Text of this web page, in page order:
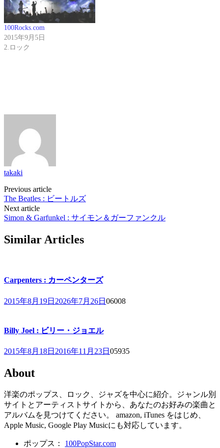
100Rocks.com
2015年9月5日
2.ロック
takaki
Post
navigation
Previous article
The Beatles : ビートルズ
Next article
Simon & Garfunkel : サイモン＆ガーファンクル
Similar Articles
Carpenters : カーペンターズ
2015年8月19日 2026年7月26日 06008
Billy Joel : ビリー・ジョエル
2015年8月18日 2016年11月23日 05935
About
洋楽のポップス、ロック、ジャズを中心に紹介。ジャンル別
サイトとアーティストサイトから、あなたのお好みの楽曲と
アルバムを見つけてください。 amazon, iTunes をはじめ、
Apple Music, Google Play Musicにも対応しています。
ポップス： 100PopStar.com